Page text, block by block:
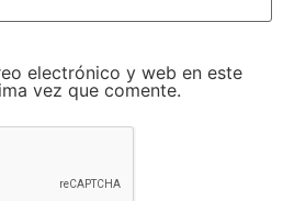
electrónico y web en este
vez que comente.